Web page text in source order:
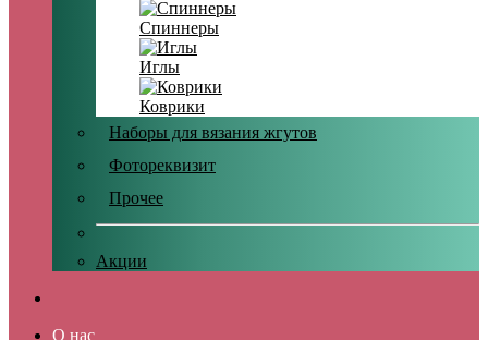
Спиннеры
Иглы
Коврики
Наборы для вязания жгутов
Фотореквизит
Прочее
Акции
О нас